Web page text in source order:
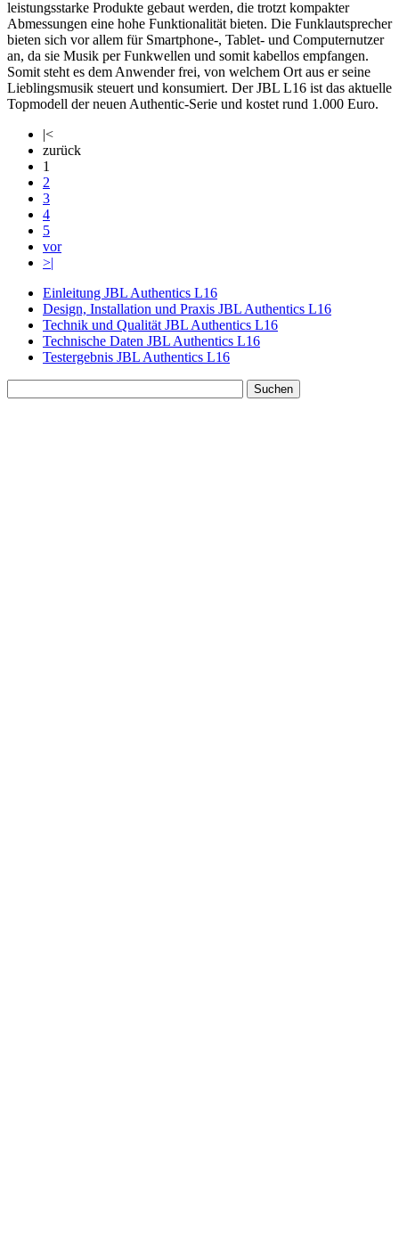
leistungsstarke Produkte gebaut werden, die trotzt kompakter
Abmessungen eine hohe Funktionalität bieten. Die Funklautsprecher
bieten sich vor allem für Smartphone-, Tablet- und Computernutzer
an, da sie Musik per Funkwellen und somit kabellos empfangen.
Somit steht es dem Anwender frei, von welchem Ort aus er seine
Lieblingsmusik steuert und konsumiert. Der JBL L16 ist das aktuelle
Topmodell der neuen Authentic-Serie und kostet rund 1.000 Euro.
|<
zurück
1
2
3
4
5
vor
>|
Einleitung JBL Authentics L16
Design, Installation und Praxis JBL Authentics L16
Technik und Qualität JBL Authentics L16
Technische Daten JBL Authentics L16
Testergebnis JBL Authentics L16